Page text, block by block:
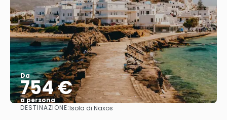
Da
754 €
a persona
Vedere
DESTINAZIONE:Isola di Naxos